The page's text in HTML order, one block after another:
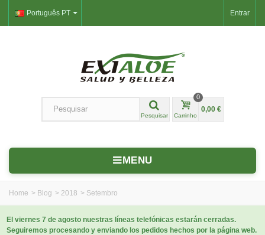
Entrar
Português PT
Pesquisar Carrinho
0
0,00 €
MENU
Home > Blog > 2018 > Setembro
El viernes 7 de agosto nuestras líneas telefónicas estarán cerradas.
Seguiremos procesando y enviando los pedidos hechos por la página web.